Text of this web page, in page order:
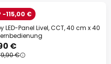
-115,00 €
LED-Panel Livel, CCT, 40 cm x 40
€
€